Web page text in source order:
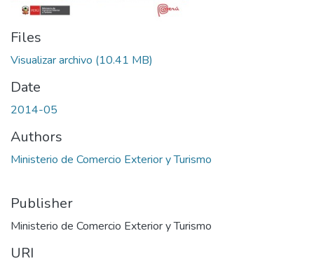
Files
Visualizar archivo (10.41 MB)
Date
2014-05
Authors
Ministerio de Comercio Exterior y Turismo
Publisher
Ministerio de Comercio Exterior y Turismo
URI